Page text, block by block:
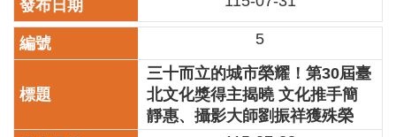
源
補
申
案
5
三十而立的城市榮耀！第30屆臺
北文化獎得主揭曉 文化推手簡
靜惠、攝影大師劉振祥獲殊榮